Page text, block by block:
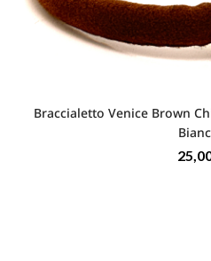
Braccialetto Venice Brown